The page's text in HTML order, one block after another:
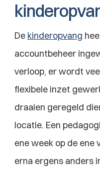
De kinderopvang
accountbeheer
verloop, er wordt
flexibele inzet
draaien geregeld
locatie. Een
ene week op de ene
erna ergens anders